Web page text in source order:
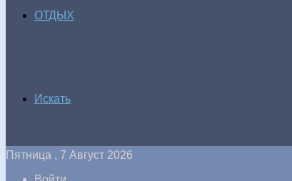
ОТДЫХ
Искать
Пятница , 7 Август 2026